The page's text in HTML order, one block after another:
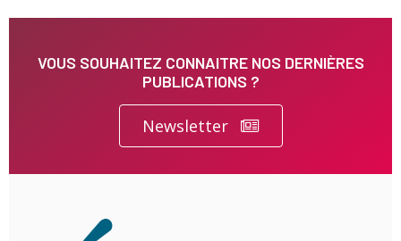
VOUS SOUHAITEZ CONNAITRE NOS DERNIÈRES
PUBLICATIONS ?
Newsletter